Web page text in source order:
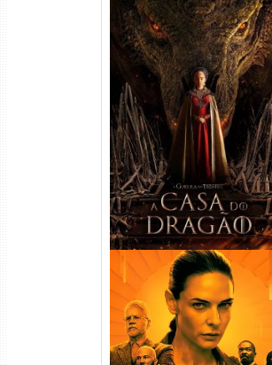
A Casa do Dragão 1ª
Temporada Torrent
WEB-DL 720p/1080p
Áudio